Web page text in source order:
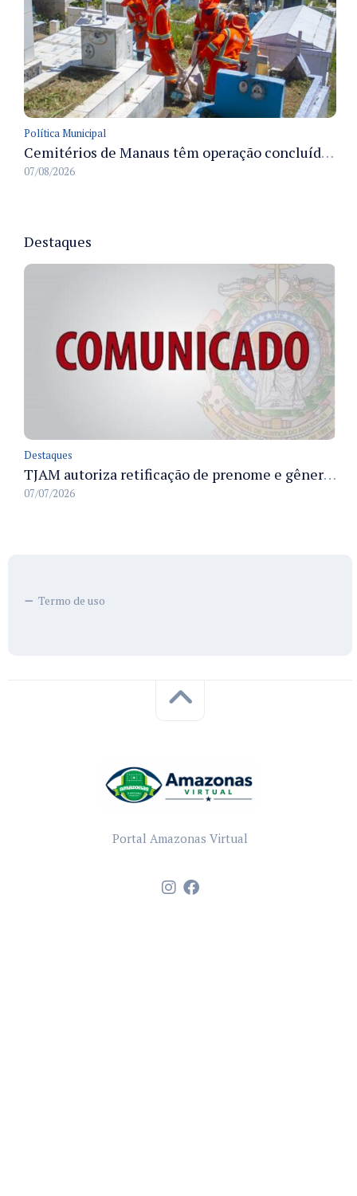
Política Municipal
Cemitérios de Manaus têm operação concluída e estrutura pronta para receber famílias no Dia dos Pais
07/08/2026
Destaques
Destaques
TJAM autoriza retificação de prenome e gênero em registros civis na Comarca de Benjamin Constant
07/07/2026
Termo de uso
Portal Amazonas Virtual